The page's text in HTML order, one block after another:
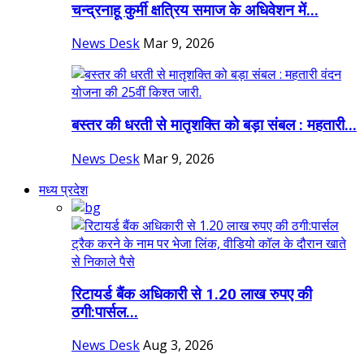
चन्द्रनाहू कुर्मी क्षत्रिय समाज के अधिवेशन में...
News Desk Mar 9, 2026
बस्तर की धरती से मातृशक्ति को बड़ा संबल : महतारी...
News Desk Mar 9, 2026
मध्य प्रदेश
रिटायर्ड बैंक अधिकारी से 1.20 लाख रुपए की
ठगी:पार्सल...
News DeskAug 3, 2026